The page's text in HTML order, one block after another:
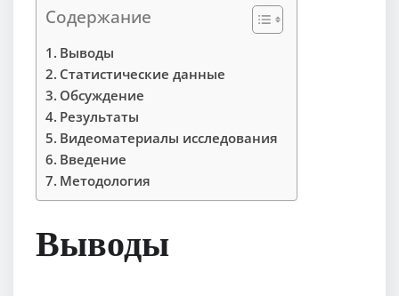
Содержание
Выводы
Статистические данные
Обсуждение
Результаты
Видеоматериалы исследования
Введение
Методология
Выводы